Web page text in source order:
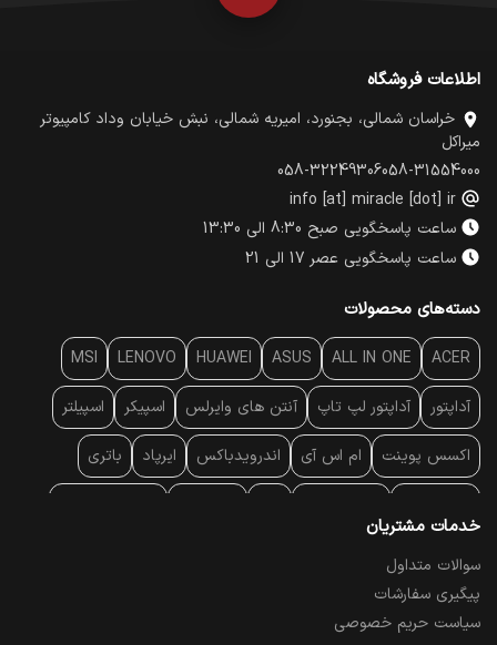
اطلاعات فروشگاه
خراسان شمالی، بجنورد، امیریه شمالی، نبش خیابان وداد کامپیوتر
میراکل
058-31554000
058-32249306
info [at] miracle [dot] ir
ساعت پاسخگویی صبح 8:30 الی 13:30
ساعت پاسخگویی عصر 17 الی 21
دسته‌های محصولات
ACER
ALL IN ONE
ASUS
HUAWEI
LENOVO
MSI
آداپتور آداپتور لپ تاپ آنتن‌ های وایرلس اسپیکر اسپیلتر
اکسس پوینت ام اس آی اندرویدباکس ایرپاد باتری
پایه سقفی
پرده نمایش
خدمات مشتریان
سوالات متداول
پیگیری سفارشات
سیاست حریم خصوصی